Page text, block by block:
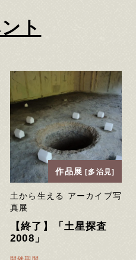
ト
作品展 [多治見]
土から生える アーカイブ写
真展
【終了】「土星探査
2008」